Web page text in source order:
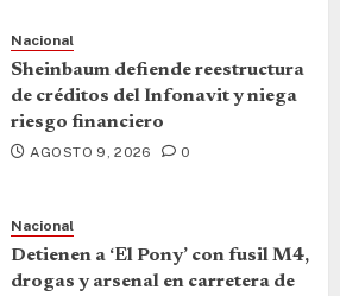
Nacional
Sheinbaum defiende reestructura
de créditos del Infonavit y niega
riesgo financiero
AGOSTO 9, 2026 0
Nacional
Detienen a ‘El Pony’ con fusil M4,
drogas y arsenal en carretera de